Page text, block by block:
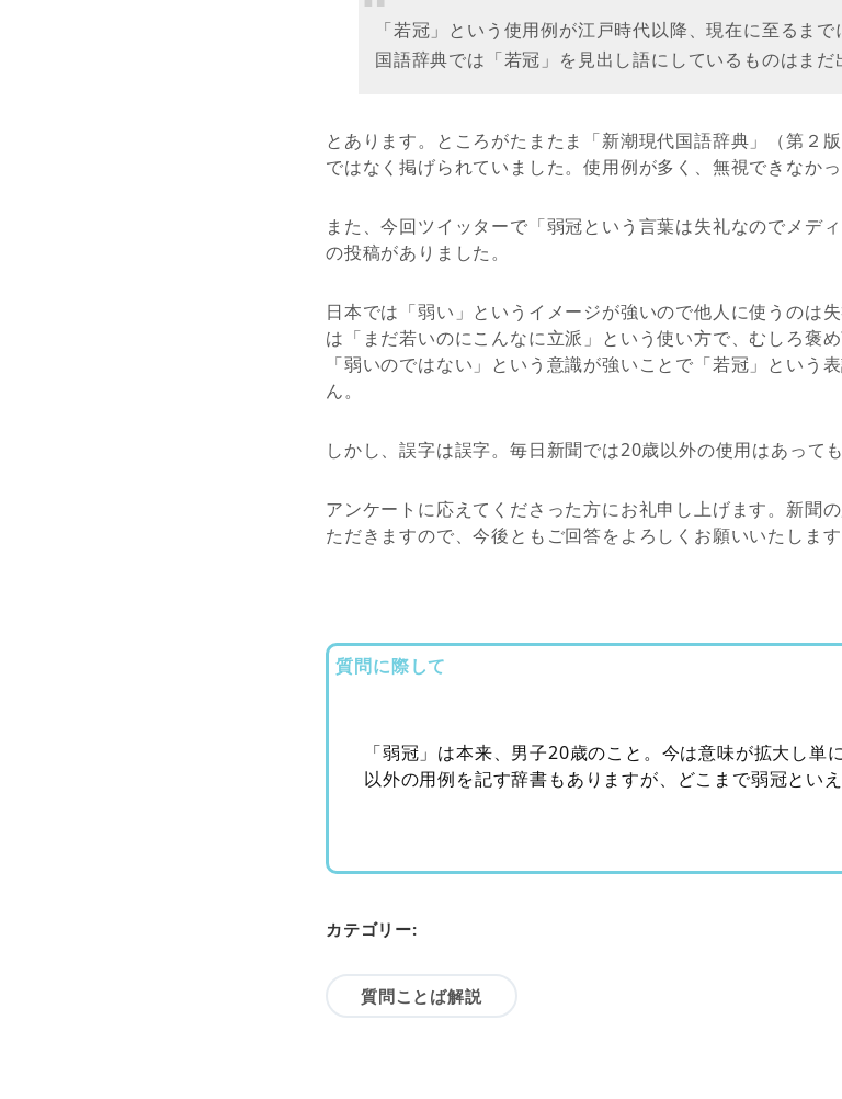
「若冠」という使用例が江戸時代以降、現在に至るまで
国語辞典では「若冠」を見出し語にしているものはまだ
とあります。ところがたまたま「新潮現代国語辞典」（第２
ではなく掲げられていました。使用例が多く、無視できなかっ
また、今回ツイッターで「弱冠という言葉は失礼なのでメデ
の投稿がありました。
日本では「弱い」というイメージが強いので他人に使うのは
は「まだ若いのにこんなに立派」という使い方で、むしろ褒
「弱いのではない」という意識が強いことで「若冠」という
ん。
しかし、誤字は誤字。毎日新聞では20歳以外の使用はあって
アンケートに応えてくださった方にお礼申し上げます。新聞
ただきますので、今後ともご回答をよろしくお願いいたします
質問に際して
「弱冠」は本来、男子20歳のこと。今は意味が拡大し単
以外の用例を記す辞書もありますが、どこまで弱冠とい
カテゴリー:
質問ことば解説